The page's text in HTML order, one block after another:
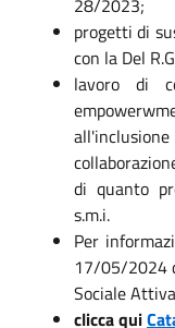
progetti di
con la Del
lavoro di
di quanto
s.m.i.
Per
17/05/2024
Sociale
clicca qui